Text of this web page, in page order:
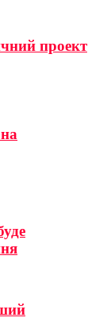
проект